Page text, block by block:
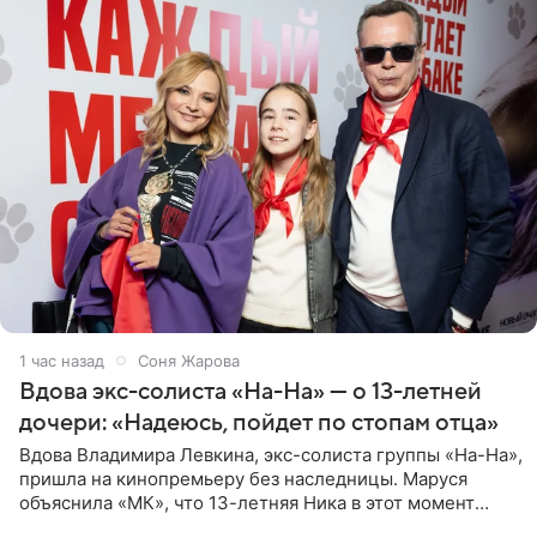
1 час назад Соня Жарова
Вдова экс-солиста «На-На» — о 13-летней
дочери: «Надеюсь, пойдет по стопам отца»
Вдова Владимира Левкина, экс-солиста группы «На-На»,
пришла на кинопремьеру без наследницы. Маруся
объяснила «МК», что 13-летняя Ника в этот момент